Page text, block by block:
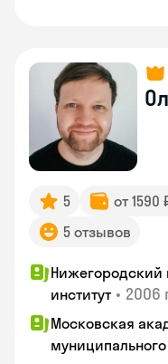
5 от 1590
5 отзывов
институт • 2006
Московская